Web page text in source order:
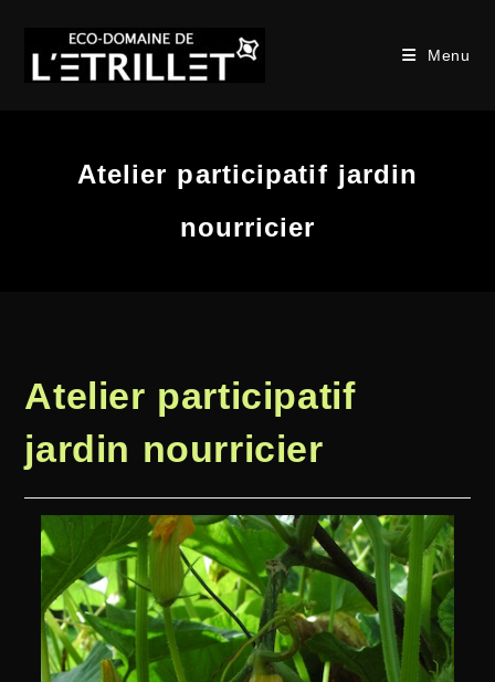
Menu
Atelier participatif jardin
nourricier
Atelier participatif
jardin nourricier